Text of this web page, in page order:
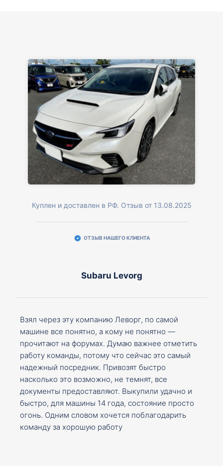
Куплен и доставлен в РФ. Отзыв от 13.08.2025
ОТЗЫВ НАШЕГО КЛИЕНТА
Subaru Levorg
Взял через эту компанию Леворг, по самой
машине все понятно, а кому не понятно —
прочитают на форумах. Думаю важнее отметить
работу команды, потому что сейчас это самый
надежный посредник. Привозят быстро
насколько это возможно, не темнят, все
документы предоставляют. Выкупили удачно и
быстро, для машины 14 года, состояние просто
огонь. Одним словом хочется поблагодарить
команду за хорошую работу